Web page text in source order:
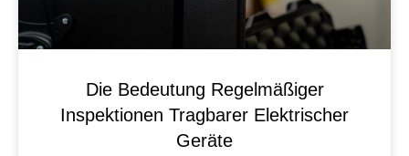
Die Bedeutung Regelmäßiger
Inspektionen Tragbarer Elektrischer
Geräte